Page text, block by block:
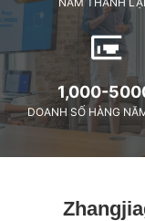
1,000-
DOANH SỐ HÀNG